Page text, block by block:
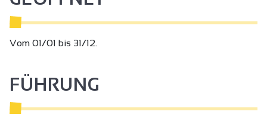
Vom 01/01 bis 31/12.
FÜHRUNG